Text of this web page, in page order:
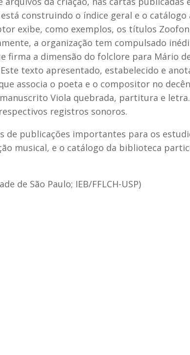
construindo o índice geral e o
exibe, como exemplos, os títulos
a organização tem compulsado
firma a dimensão do folclore para Mário
texto apresentado, estabelecido e
associa o poeta e o compositor no
Viola quebrada, partitura e
registros sonoros.
de publicações importantes para os
musical, e o catálogo da biblioteca
de São Paulo; IEB/FFLCH-USP)